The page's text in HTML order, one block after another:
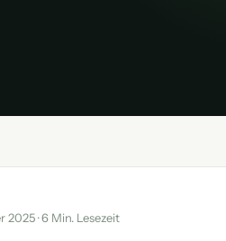
2025 · 6 Min. Lesezeit